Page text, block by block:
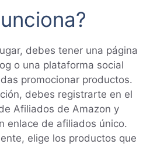
debes tener una página
o una plataforma social
promocionar productos.
debes registrarte en el
Afiliados de Amazon y
enlace de afiliados único.
elige los productos que